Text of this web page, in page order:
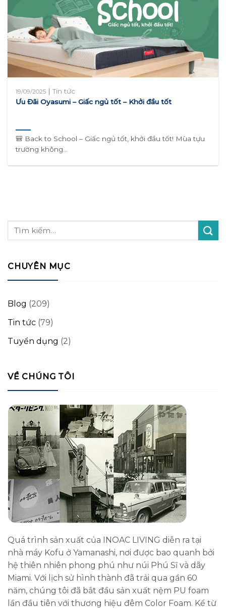
19/09/2025 |Tin tức
Ưu Đãi Oyasumi – Giấc ngủ tốt – Khởi đầu tốt
🎒 Back to School – Giấc ngủ tốt, khởi đầu tốt! Mùa tựu
trường không...
CHUYÊN MỤC
Blog (209)
Tin tức (79)
Tuyển dụng (2)
VỀ CHÚNG TÔI
Quá trình sản xuất của INOAC LIVING diễn ra tại
nhà máy Kofu ở Yamanashi, nơi được bao quanh bởi
hệ thiên nhiên phong phú như núi Phú Sĩ và dãy
Miami. Với lịch sử hình thành đã trải qua gần 60
năm, chúng tôi đã bắt đầu sản xuất nệm PU foam
lần đầu tiên với thương hiệu đêm Color Foam. Kể từ